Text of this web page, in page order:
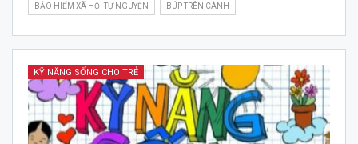
BẢO HIỂM XÃ HỘI TỰ NGUYỆN BÚP TRÊN CÀNH
KỸ NĂNG SỐNG CHO TRẺ